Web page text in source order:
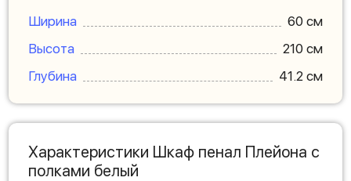
Ширина
60 см
Высота
210 см
Глубина
41.2 см
Характеристики Шкаф пенал Плейона с
полками белый